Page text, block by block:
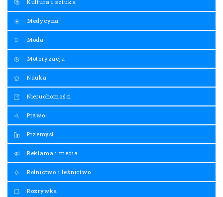
Kultura i sztuka
Medycyna
Moda
Motoryzacja
Nauka
Nieruchomości
Prawo
Przemysł
Reklama i media
Rolnictwo i leśnictwo
Rozrywka